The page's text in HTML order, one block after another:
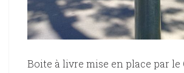
Boite à livre mise en place par le